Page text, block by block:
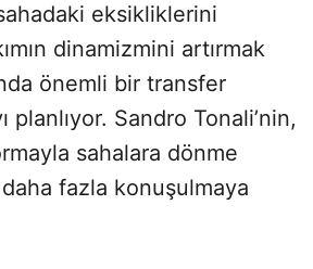
eksikliklerini
dinamizmini artırmak
önemli bir transfer
planlıyor. Sandro Tonali’nin,
sahalara dönme
fazla konuşulmaya